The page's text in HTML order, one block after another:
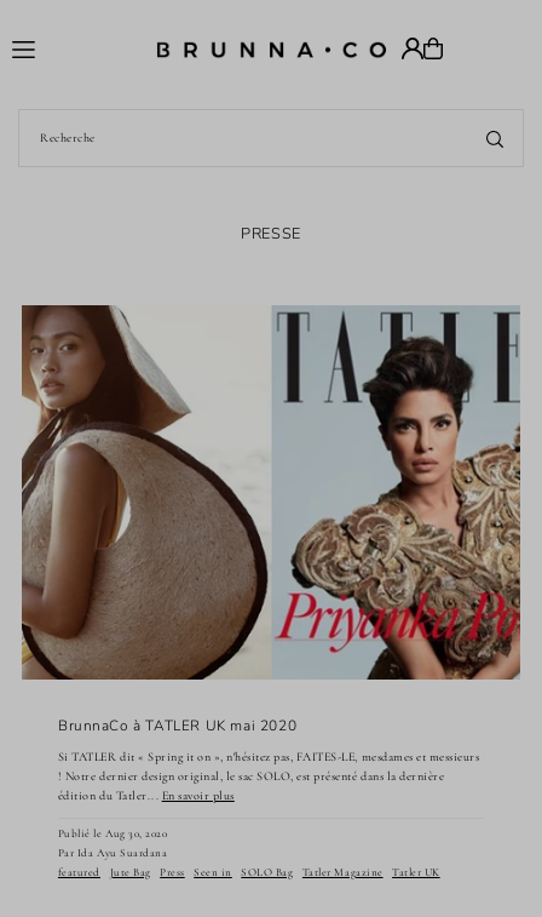
PRESSE
BrunnaCo à TATLER UK mai 2020
Si TATLER dit « Spring it on », n'hésitez pas, FAITES-LE, mesdames et messieurs
! Notre dernier design original, le sac SOLO, est présenté dans la dernière
édition du Tatler... En savoir plus
Publié le Aug 30, 2020
Par Ida Ayu Suardana
featured
Jute Bag Press Seen in SOLO Bag Tatler Magazine Tatler UK